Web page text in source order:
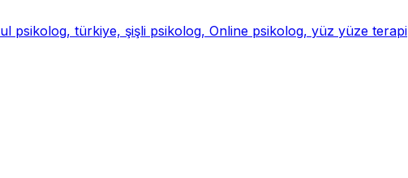
psikolog, türkiye, şişli psikolog, Online psikolog, yüz yüze terapi